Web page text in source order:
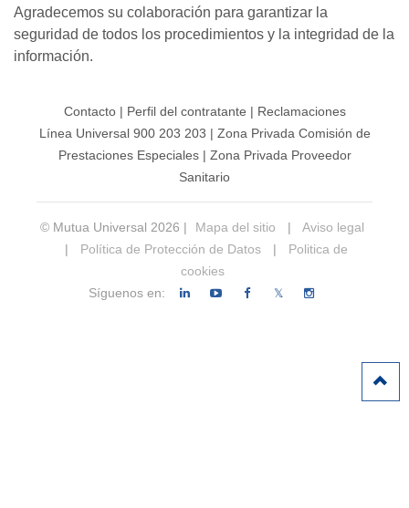
Agradecemos su colaboración para garantizar la
seguridad de todos los procedimientos y la integridad de la
información.
Contacto| Perfil del contratante | Reclamaciones
Línea Universal 900 203 203 | Zona Privada Comisión de
Prestaciones Especiales| Zona Privada Proveedor
Sanitario
© Mutua Universal 2026 | Mapa del sitio |
Aviso legal
|
Política de Protección de Datos |
Politica de
cookies
Síguenos en:
𝕏